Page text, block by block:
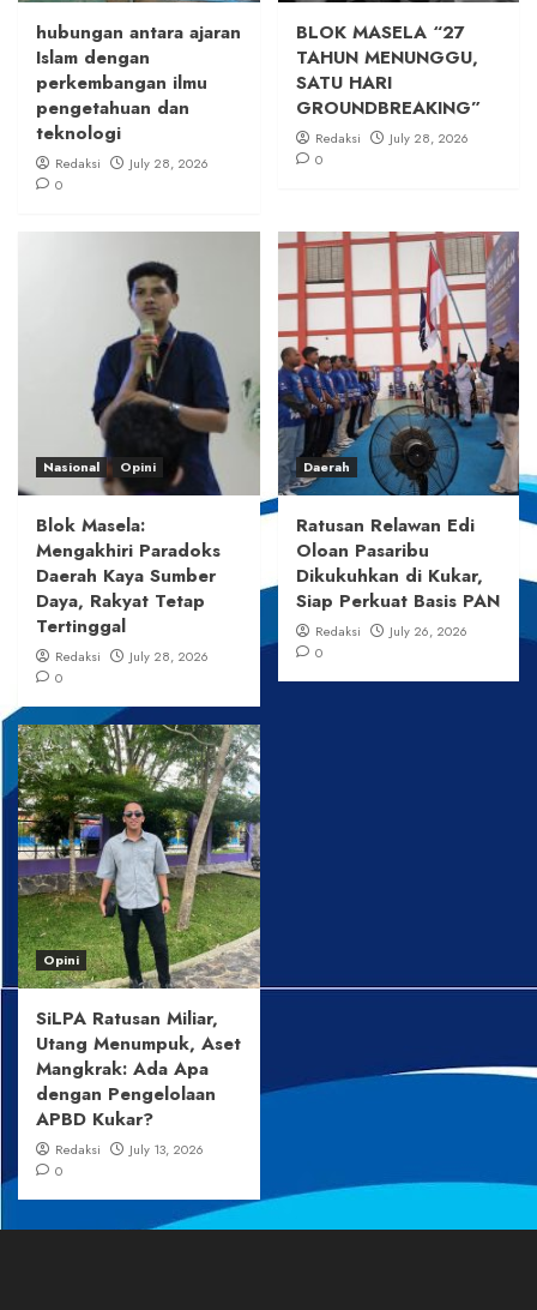
hubungan antara ajaran
Islam dengan
perkembangan ilmu
pengetahuan dan
teknologi
Redaksi
July 28, 2026
0
BLOK MASELA “27
TAHUN MENUNGGU,
SATU HARI
GROUNDBREAKING”
Redaksi
July 28, 2026
0
Nasional Opini
Blok Masela:
Mengakhiri Paradoks
Daerah Kaya Sumber
Daya, Rakyat Tetap
Tertinggal
Redaksi
July 28, 2026
0
Daerah
Ratusan Relawan Edi
Oloan Pasaribu
Dikukuhkan di Kukar,
Siap Perkuat Basis PAN
Redaksi
July 26, 2026
0
Opini
SiLPA Ratusan Miliar,
Utang Menumpuk, Aset
Mangkrak: Ada Apa
dengan Pengelolaan
APBD Kukar?
Redaksi
July 13, 2026
0